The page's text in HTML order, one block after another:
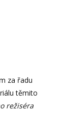
za řadu
těmito
režiséra